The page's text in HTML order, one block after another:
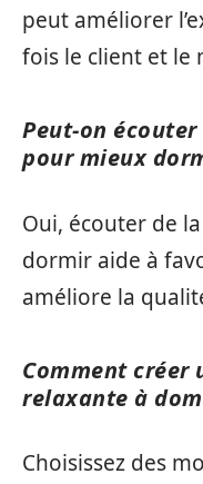
peut améliorer
fois le client et le
Peut-on
pour mieux
Oui, écouter de
dormir aide à
améliore la
Comment créer
relaxante à
Choisissez des